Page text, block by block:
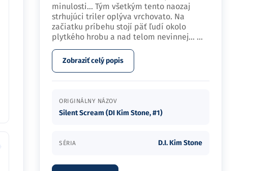
minulosti... Tým všetkým tento naozaj
strhujúci triler oplýva vrchovato. Na
začiatku príbehu stojí päť ľudí okolo
plytkého hrobu a nad telom nevinnej… ...
Zobraziť celý popis
ORIGINÁLNY NÁZOV
Silent Scream (DI Kim Stone, #1)
SÉRIA D.I. Kim Stone